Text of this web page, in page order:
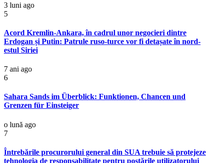
3 luni ago
5
Acord Kremlin-Ankara, în cadrul unor negocieri dintre
Erdogan și Putin: Patrule ruso-turce vor fi detașate în nord-
estul Siriei
7 ani ago
6
Sahara Sands im Überblick: Funktionen, Chancen und
Grenzen für Einsteiger
o lună ago
7
Întrebările procurorului general din SUA trebuie să protejeze
tehnologia de responsabilitate pentru postările utilizatorului